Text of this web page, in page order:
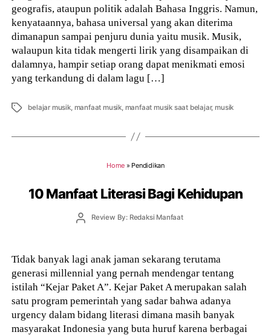
geografis, ataupun politik adalah Bahasa Inggris. Namun,
kenyataannya, bahasa universal yang akan diterima
dimanapun sampai penjuru dunia yaitu musik. Musik,
walaupun kita tidak mengerti lirik yang disampaikan di
dalamnya, hampir setiap orang dapat menikmati emosi
yang terkandung di dalam lagu […]
Tags belajar musik, manfaat musik, manfaat musik saat belajar,musik
Home » Pendidikan
10 Manfaat Literasi Bagi Kehidupan
PostReview By: Redaksi Manfaat
Tidak banyak lagi anak jaman sekarang terutama
generasi millennial yang pernah mendengar tentang
istilah “Kejar Paket A”. Kejar Paket A merupakan salah
satu program pemerintah yang sadar bahwa adanya
urgency dalam bidang literasi dimana masih banyak
masyarakat Indonesia yang buta huruf karena berbagai